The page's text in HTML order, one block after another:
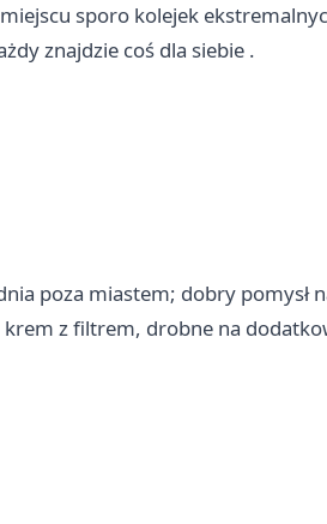
sporo kolejek
znajdzie coś dla siebie .
poza miastem; dobry pomysł
z filtrem, drobne na